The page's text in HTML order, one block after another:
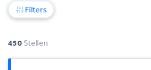
Filters
450 Stellen